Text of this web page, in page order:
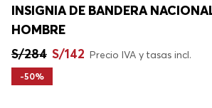
INSIGNIA DE BANDERA
HOMBRE
S/284 S/142 Precio IVA y tasas incl.
-50%